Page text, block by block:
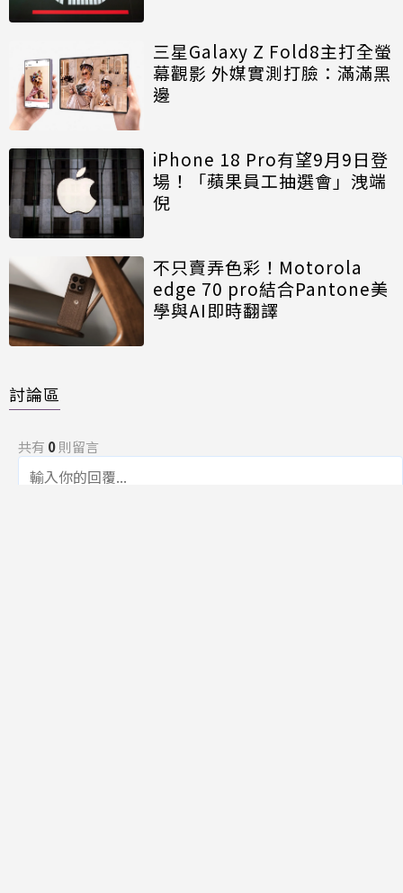
三星Galaxy Z Fold8主打全螢
幕觀影 外媒實測打臉：滿滿黑
邊
iPhone 18 Pro有望9月9日登
場！「蘋果員工抽選會」洩端
倪
不只賣弄色彩！Motorola
edge 70 pro結合Pantone美
學與AI即時翻譯
討論區
共有 0則留言